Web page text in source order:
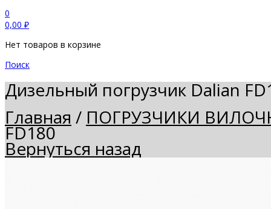
0
0,00 ₽
Нет товаров в корзине
Поиск
Дизельный погрузчик Dalian
Главная / ПОГРУЗЧИКИ
FD180
Вернуться назад